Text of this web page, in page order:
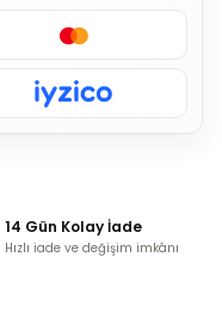
14 Gün Kolay İade
Hızlı iade ve değişim imkânı